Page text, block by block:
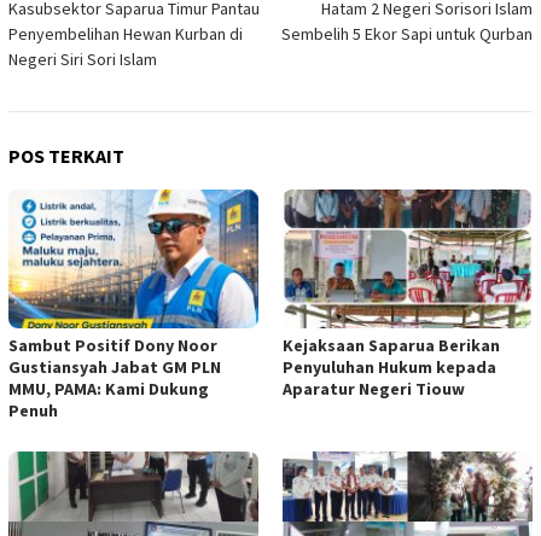
pos
Kasubsektor Saparua Timur Pantau
Penyembelihan Hewan Kurban di
Negeri Siri Sori Islam
Hatam 2 Negeri Sorisori Islam
Sembelih 5 Ekor Sapi untuk Qurban
POS TERKAIT
Sambut Positif Dony Noor
Gustiansyah Jabat GM PLN
MMU, PAMA: Kami Dukung
Penuh
Kejaksaan Saparua Berikan
Penyuluhan Hukum kepada
Aparatur Negeri Tiouw